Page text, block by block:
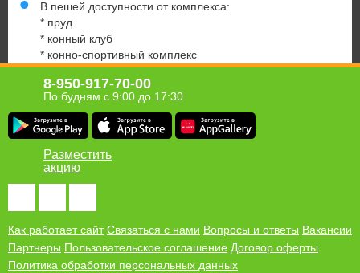
В пешей доступности от комплекса:
* пруд
* конный клуб
* конно-спортивный комплекс
Если Вы не предупреждаете об отмене своего визита за
3-ое суток, купон считается использованным, а услуга —
Юридическая информация о партнёре
Хомсбокс в твоём мобильном!
Получи ссылку для загрузки приложения Homsbox на свой
телефон
8-950-917-70-00
По будням с 9:00 до 17:30
Разместить
акцию
Как работает сайт Связаться с нами Вопросы и ответы Вакансии
Партнеры Пользовательское соглашение Договор оферты
Политика обработки персональных данных